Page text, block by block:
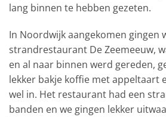
lang binnen te hebben gezeten.
In Noordwijk aangekomen gingen
strandrestaurant De Zeemeeuw,
en al naar binnen werd gereden,
lekker bakje koffie met appeltaart
wel in. Het restaurant had een
banden en we gingen lekker